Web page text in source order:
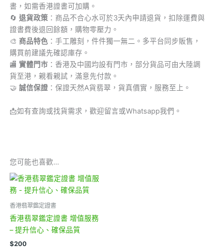
書，如需香港證書可加購。
🔄 退貨政策 ：商品不合心水可於3天內申請退貨，扣除運費與
證書費後退回餘額，購物零壓力。
🎨 商品特色 ：手工雕刻，件件獨一無二。多平台同步販售，
購買前建議先確認庫存。
🏬 實體門市 ：香港及中國均設有門市，部分貨品可由大陸調
貨至港，親看親試，滿意先付款。
🤝 誠信保證 ：保證天然A貨翡翠，貨真價實，服務至上。
📩如有查詢或找貨需求，歡迎留言或Whatsapp我們。
您可能也喜歡…
香港翡翠鑑定證書
香港翡翠鑑定證書 增值服務
– 提升信心、確保品質
$200